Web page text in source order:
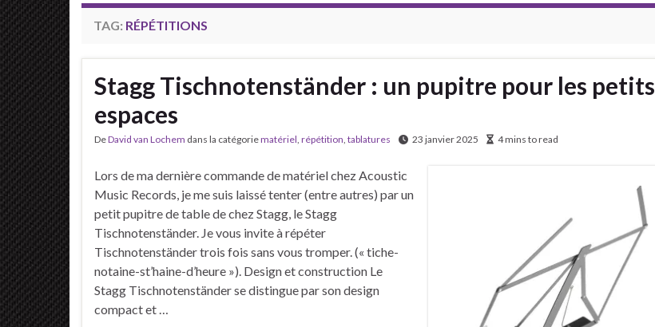
TAG: RÉPÉTITIONS
Stagg Tischnotenständer : un pupitre pour les petits
espaces
DeDavid van Lochem dans la catégoriematériel, répétition, tablatures 23 janvier 2025 4 mins to read
Lors de ma dernière commande de matériel chez Acoustic
Music Records, je me suis laissé tenter (entre autres) par un
petit pupitre de table de chez Stagg, le Stagg
Tischnotenständer. Je vous invite à répéter
Tischnotenständer trois fois sans vous tromper. (« tiche-
notaine-st’haine-d’heure »). Design et construction Le
Stagg Tischnotenständer se distingue par son design
compact et …